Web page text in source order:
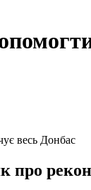
весь Донбас